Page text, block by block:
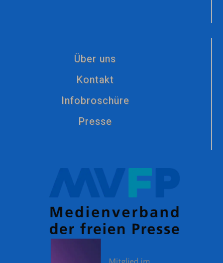
Über uns
Kontakt
Infobroschüre
Presse